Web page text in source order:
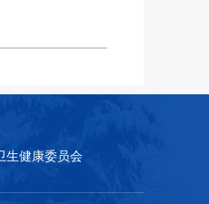
生健康委员会